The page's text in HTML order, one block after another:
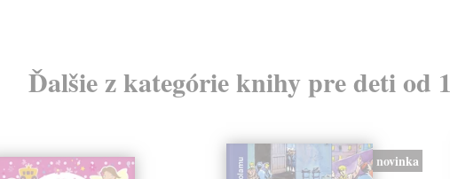
Ďalšie z kategórie knihy pre deti od
novinka